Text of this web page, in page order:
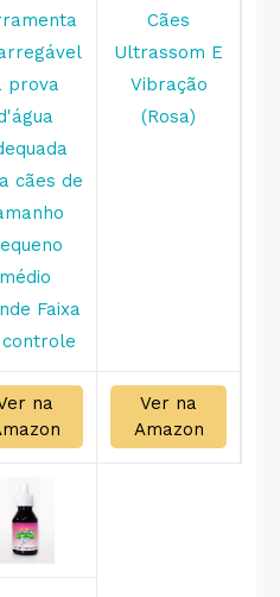
prova
cães de
médio
Faixa
Cães
Ultrassom E
Vibração
(Rosa)
na
Ver na
Amazon